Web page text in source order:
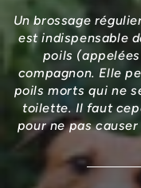
Un brossage
est indispensable
poils
compagnon. Elle
poils morts qui ne
toilette. Il faut
pour ne pas